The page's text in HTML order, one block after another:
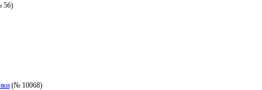
56)
(№ 10068)